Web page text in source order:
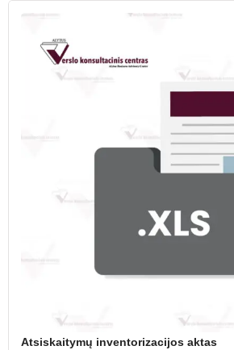
Atsiskaitymų inventorizacijos aktas